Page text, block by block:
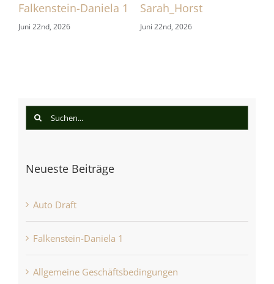
Falkenstein-Daniela 1
Juni 22nd, 2026
Sarah_Horst
Juni 22nd, 2026
Suche
Neueste Beiträge
Auto Draft
Falkenstein-Daniela 1
Allgemeine Geschäftsbedingungen